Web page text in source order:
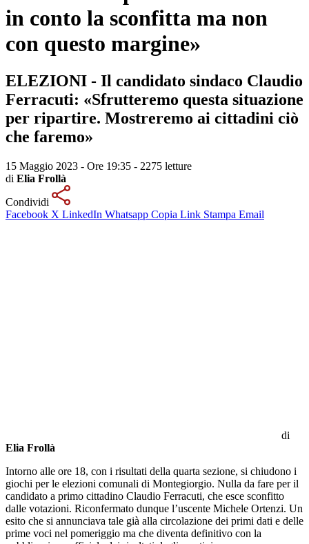
in conto la sconfitta ma non
con questo margine»
ELEZIONI - Il candidato sindaco Claudio
Ferracuti: «Sfrutteremo questa situazione
per ripartire. Mostreremo ai cittadini ciò
che faremo»
15 Maggio 2023 - Ore 19:35 - 2275 letture
di Elia Frollà
Condividi
Facebook X LinkedIn Whatsapp Copia Link Stampa Email
di
Elia Frollà
Intorno alle ore 18, con i risultati della quarta sezione, si chiudono i
giochi per le elezioni comunali di Montegiorgio. Nulla da fare per il
candidato a primo cittadino Claudio Ferracuti, che esce sconfitto
dalle votazioni. Riconfermato dunque l’uscente Michele Ortenzi. Un
esito che si annunciava tale già alla circolazione dei primi dati e delle
prime voci nel pomeriggio ma che diventa definitivo con la